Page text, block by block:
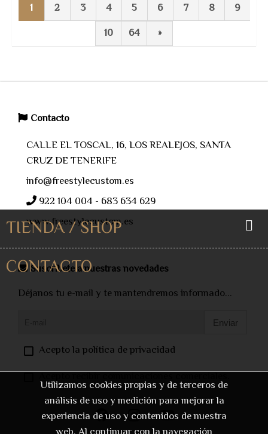
TIENDA / SHOP
CONTACTO
1 2 3 4 5 6 7 8
9
10
64 »
Contacto
CALLE EL TOSCAL, 16, LOS REALEJOS, SANTA
CRUZ DE TENERIFE
info@freestylecustom.es
922 104 004 - 683 634 629
www.freestylecustom.es
Suscríbete a nuestras novedades
Déjanos tu e-mail y te mantendremos informado...
Enviar
Acepto la política de privacidad
Acepto recibir comunicaciones comerciales.
Utilizamos cookies propias y de terceros de
análisis de uso y medición para mejorar la
experiencia de uso y contenidos de nuestra